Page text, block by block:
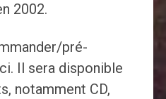
2002.
pré-
Il sera disponible
notamment CD,